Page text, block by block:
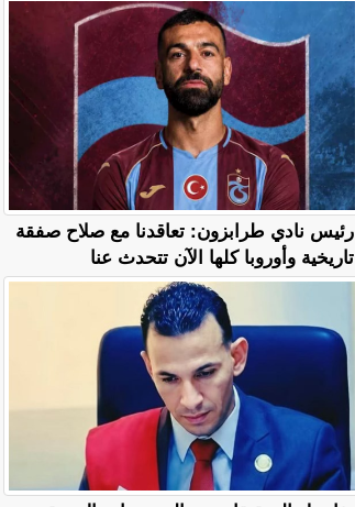
رئيس نادي طرابزون: تعاقدنا مع صلاح صفقة
تاريخية وأوروبا كلها الآن تتحدث عنا